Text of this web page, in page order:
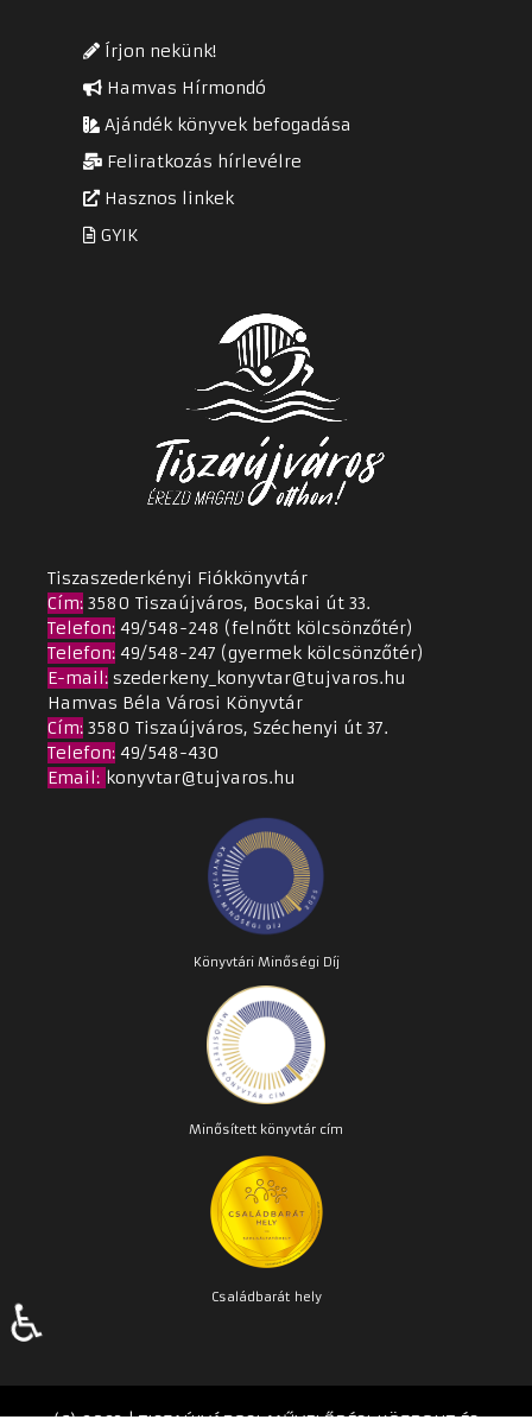
Írjon nekünk!
Hamvas Hírmondó
Ajándék könyvek befogadása
Feliratkozás hírlevélre
Hasznos linkek
GYIK
Tiszaszederkényi Fiókkönyvtár
Cím: 3580 Tiszaújváros, Bocskai út 33.
Telefon: 49/548-248 (felnőtt kölcsönzőtér)
Telefon: 49/548-247 (gyermek kölcsönzőtér)
E-mail: szederkeny_konyvtar@tujvaros.hu
Hamvas Béla Városi Könyvtár
Cím: 3580 Tiszaújváros, Széchenyi út 37.
Telefon: 49/548-430
Email : konyvtar@tujvaros.hu
Könyvtári Minőségi Díj
Minősített könyvtár cím
Családbarát hely
(C) 2023 | TISZAÚJVÁROSI MŰVELŐDÉSI KÖZPONT ÉS